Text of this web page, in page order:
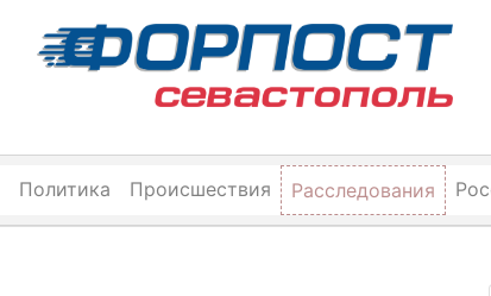
Политика Происшествия Расследования